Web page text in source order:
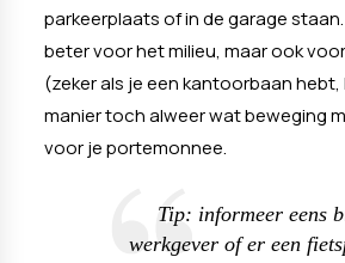
parkeerplaats of in de garage
beter voor het milieu, maar ook
(zeker als je een kantoorbaan hebt,
manier toch alweer wat beweging
voor je portemonnee.
Tip: informeer eens
werkgever of er een